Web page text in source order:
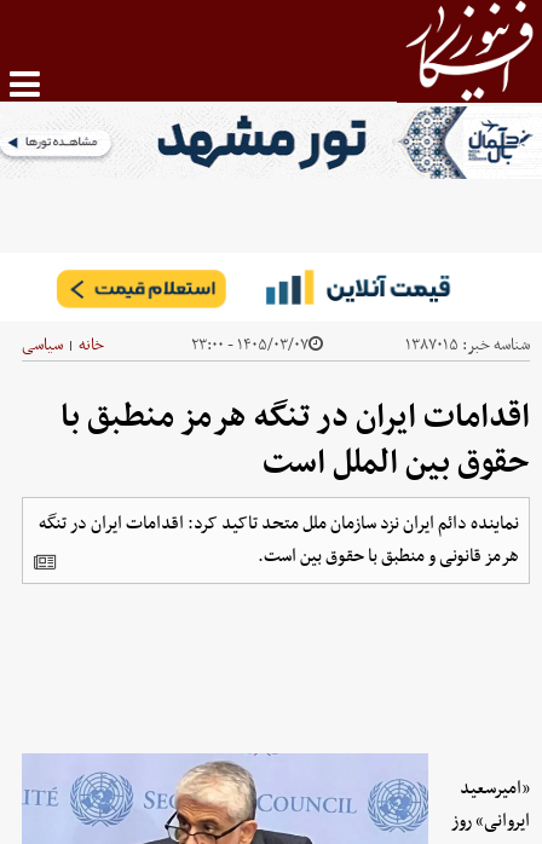
شناسه خبر: ۱۳۸۷۰۱۵ ۱۴۰۵/۰۳/۰۷ - ۲۳:۰۰ خانه | سیاسی
اقدامات ایران در تنگه هرمز منطبق با
حقوق بین الملل است
نماینده دائم ایران نزد سازمان ملل متحد تاکید کرد: اقدامات ایران در تنگه
هرمز قانونی و منطبق با حقوق بین است.
«امیرسعید
ایروانی» روز